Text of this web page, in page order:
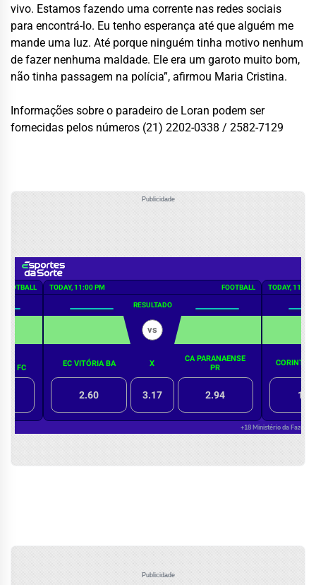
vivo. Estamos fazendo uma corrente nas redes sociais
para encontrá-lo. Eu tenho esperança até que alguém me
mande uma luz. Até porque ninguém tinha motivo nenhum
de fazer nenhuma maldade. Ele era um garoto muito bom,
não tinha passagem na polícia”, afirmou Maria Cristina.
Informações sobre o paradeiro de Loran podem ser
fornecidas pelos números (21) 2202-0338 / 2582-7129
Publicidade
Publicidade